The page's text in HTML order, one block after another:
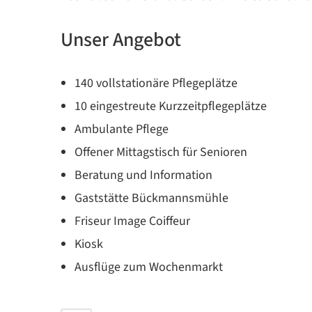
Unser Angebot
140 vollstationäre Pflegeplätze
10 eingestreute Kurzzeitpflegeplätze
Ambulante Pflege
Offener Mittagstisch für Senioren
Beratung und Information
Gaststätte Bückmannsmühle
Friseur Image Coiffeur
Kiosk
Ausflüge zum Wochenmarkt